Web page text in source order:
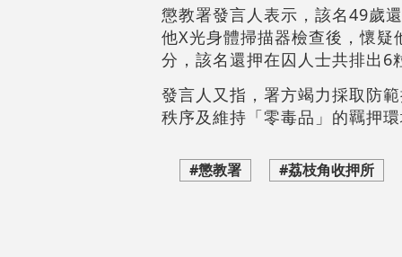
懲教署發言人表示，該名49歲
他X光身體掃描器檢查後，懷
分，該名還押在囚人士共排出6
發言人又指，署方竭力採取防
秩序及維持「零毒品」的羈押
#懲教署 #荔枝角收押所